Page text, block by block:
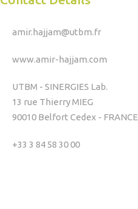
amir.hajjam@utbm.fr
www.amir-hajjam.com
UTBM - SINERGIES Lab.
13 rue Thierry MIEG
90010 Belfort Cedex - FRANCE
+33 3 84 58 30 00